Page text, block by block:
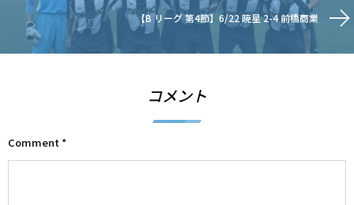
【B リーグ 第4節】6/22 暁星 2-4 前橋商業
コメント
Comment*